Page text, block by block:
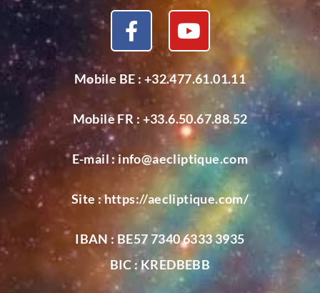
Mobile BE : +32.477.61.01.11
Mobile FR : +33.6.50.67.88.52
E-mail : info@aecliptique.com
Site :https://aecliptique.com/
IBAN : BE57 7340 6333 3935
BIC : KREDBEBB